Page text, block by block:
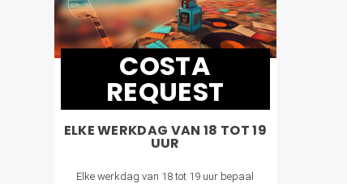
COSTA
REQUEST
ELKE WERKDAG VAN 18 TOT 19
UUR
Elke werkdag van 18 tot 19 uur bepaal